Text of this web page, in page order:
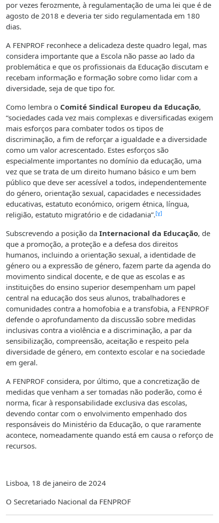
por vezes ferozmente, à regulamentação de uma lei que é de
agosto de 2018 e deveria ter sido regulamentada em 180
dias.
A FENPROF reconhece a delicadeza deste quadro legal, mas
considera importante que a Escola não passe ao lado da
problemática e que os profissionais da Educação discutam e
recebam informação e formação sobre como lidar com a
diversidade, seja de que tipo for.
Como lembra o Comité Sindical Europeu da Educação,
“sociedades cada vez mais complexas e diversificadas exigem
mais esforços para combater todos os tipos de
discriminação, a fim de reforçar a igualdade e a diversidade
como um valor acrescentado. Estes esforços são
especialmente importantes no domínio da educação, uma
vez que se trata de um direito humano básico e um bem
público que deve ser acessível a todos, independentemente
do género, orientação sexual, capacidades e necessidades
educativas, estatuto económico, origem étnica, língua,
religião, estatuto migratório e de cidadania”.[v]
Subscrevendo a posição da Internacional da Educação, de
que a promoção, a proteção e a defesa dos direitos
humanos, incluindo a orientação sexual, a identidade de
género ou a expressão de género, fazem parte da agenda do
movimento sindical docente, e de que as escolas e as
instituições do ensino superior desempenham um papel
central na educação dos seus alunos, trabalhadores e
comunidades contra a homofobia e a transfobia, a FENPROF
defende o aprofundamento da discussão sobre medidas
inclusivas contra a violência e a discriminação, a par da
sensibilização, compreensão, aceitação e respeito pela
diversidade de género, em contexto escolar e na sociedade
em geral.
A FENPROF considera, por último, que a concretização de
medidas que venham a ser tomadas não poderão, como é
norma, ficar à responsabilidade exclusiva das escolas,
devendo contar com o envolvimento empenhado dos
responsáveis do Ministério da Educação, o que raramente
acontece, nomeadamente quando está em causa o reforço de
recursos.
Lisboa, 18 de janeiro de 2024
O Secretariado Nacional da FENPROF